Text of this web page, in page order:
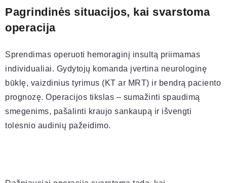
Pagrindinės situacijos, kai svarstoma
operacija
Sprendimas operuoti hemoraginį insultą priimamas
individualiai. Gydytojų komanda įvertina neurologinę
būklę, vaizdinius tyrimus (KT ar MRT) ir bendrą paciento
prognozę. Operacijos tikslas – sumažinti spaudimą
smegenims, pašalinti kraujo sankaupą ir išvengti
tolesnio audinių pažeidimo.